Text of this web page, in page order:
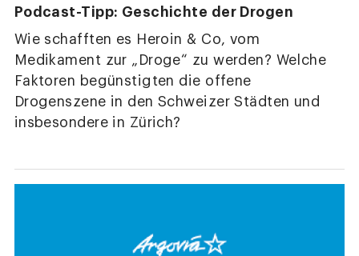
Podcast-Tipp: Geschichte der Drogen
Wie schafften es Heroin & Co, vom
Medikament zur „Droge“ zu werden? Welche
Faktoren begünstigten die offene
Drogenszene in den Schweizer Städten und
insbesondere in Zürich?